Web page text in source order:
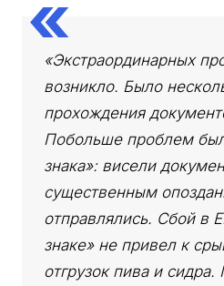
«Экстраординарных
возникло. Было
прохождения
Побольше проблем
знака»: висели
существенным
отправлялись. Сбой в
знаке» не привел к
отгрузок пива и